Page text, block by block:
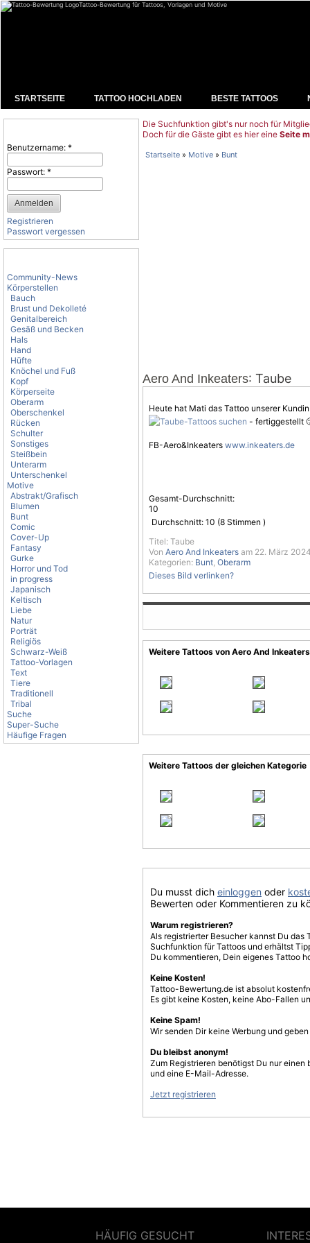
Tattoo-Bewertung für Tattoos, Vorlagen und Motive
STARTSEITE TATTOO HOCHLADEN BESTE TATTOOS
Benutzername: *
Passwort: *
Registrieren
Passwort vergessen
Community-News
Körperstellen
Bauch
Brust und Dekolleté
Genitalbereich
Gesäß und Becken
Hals
Hand
Hüfte
Knöchel und Fuß
Kopf
Körperseite
Oberarm
Oberschenkel
Rücken
Schulter
Sonstiges
Steißbein
Unterarm
Unterschenkel
Motive
Abstrakt/Grafisch
Blumen
Bunt
Comic
Cover-Up
Fantasy
Gurke
Horror und Tod
in progress
Japanisch
Keltisch
Liebe
Natur
Porträt
Religiös
Schwarz-Weiß
Tattoo-Vorlagen
Text
Tiere
Traditionell
Tribal
Suche
Super-Suche
Häufige Fragen
Die Suchfunktion gibt's nur noch für
Doch für die Gäste gibt es hier eine Seite
Startseite » Motive » Bunt
Aero And Inkeaters: Taube
Heute hat Mati das Tattoo unserer
- fertiggestellt
FB-Aero&Inkeaters www.inkeaters.de
Gesamt-Durchschnitt:
10
Durchschnitt: 10 (8 Stimmen )
Titel: Taube
Von Aero And Inkeaters am 22. März
Kategorien: Bunt, Oberarm
Dieses Bild verlinken?
Weitere Tattoos von Aero And Inkeaters
Weitere Tattoos der gleichen Kategorie
Du musst dich einloggen oder
Bewerten oder Kommentieren zu
Warum registrieren?
Als registrierter Besucher kannst Du
Suchfunktion für Tattoos und erhältst
Du kommentieren, Dein eigenes Tattoo
Keine Kosten!
Tattoo-Bewertung.de ist absolut
Es gibt keine Kosten, keine Abo-Fallen
Keine Spam!
Wir senden Dir keine Werbung und
Du bleibst anonym!
Zum Registrieren benötigst Du nur einen
und eine E-Mail-Adresse.
Jetzt registrieren
HÄUFIG GESUCHT